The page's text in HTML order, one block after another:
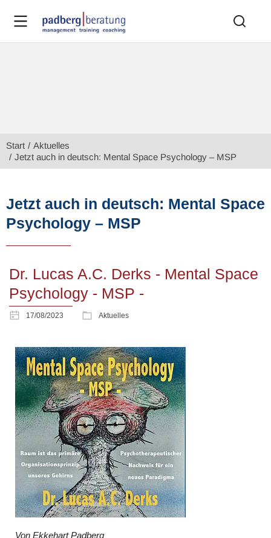
Sie befinden sich hier:
Start
Aktuelles
Jetzt auch in deutsch: Mental Space Psychology – MSP
Jetzt auch in deutsch: Mental Space
Psychology – MSP
Dr. Lucas A.C. Derks - Mental Space
Psychology - MSP -
17/08/2023 Aktuelles
Von Ekkehart Padberg